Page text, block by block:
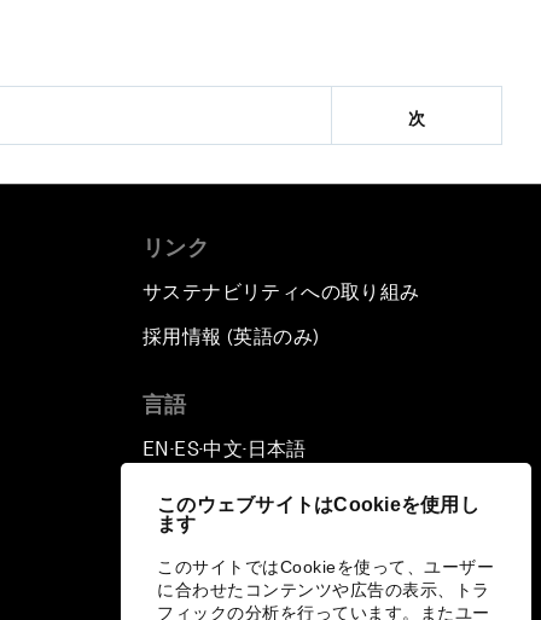
このウェブサイトはCookieを使用し
ます
このサイトではCookieを使って、ユーザー
に合わせたコンテンツや広告の表示、トラ
フィックの分析を行っています。またユー
次
リンク
サステナビリティへの取り組み
採用情報 (英語のみ)
言語
EN ▪ES▪中文▪ 日本語